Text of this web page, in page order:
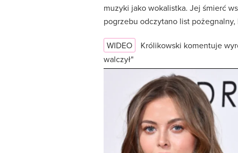
muzyki jako wokalistka. Jej śmierć
pogrzebu odczytano list pożegnalny,
WIDEO
Królikowski komentuje
walczył"